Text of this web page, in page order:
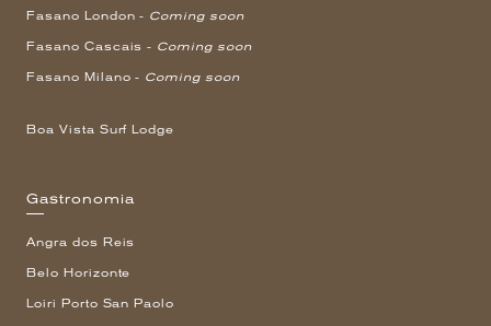
Fasano London - Coming soon
Fasano Cascais - Coming soon
Fasano Milano - Coming soon
Boa Vista Surf Lodge
Gastronomia
Angra dos Reis
Belo Horizonte
Loiri Porto San Paolo